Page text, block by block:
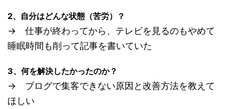
2、自分はどんな状態（苦労）？
→ 仕事が終わってから、テレビを見るのもやめて
睡眠時間も削って記事を書いていた
3、何を解決したかったのか？
→ ブログで集客できない原因と改善方法を教えて
ほしい